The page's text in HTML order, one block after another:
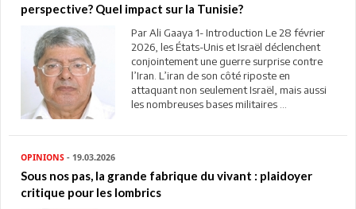
perspective? Quel impact sur la Tunisie?
Par Ali Gaaya 1- Introduction Le 28 février
2026, les États-Unis et Israël déclenchent
conjointement une guerre surprise contre
l’Iran. L’iran de son côté riposte en
attaquant non seulement Israël, mais aussi
les nombreuses bases militaires ...
OPINIONS - 19.03.2026
Sous nos pas, la grande fabrique du vivant : plaidoyer
critique pour les lombrics